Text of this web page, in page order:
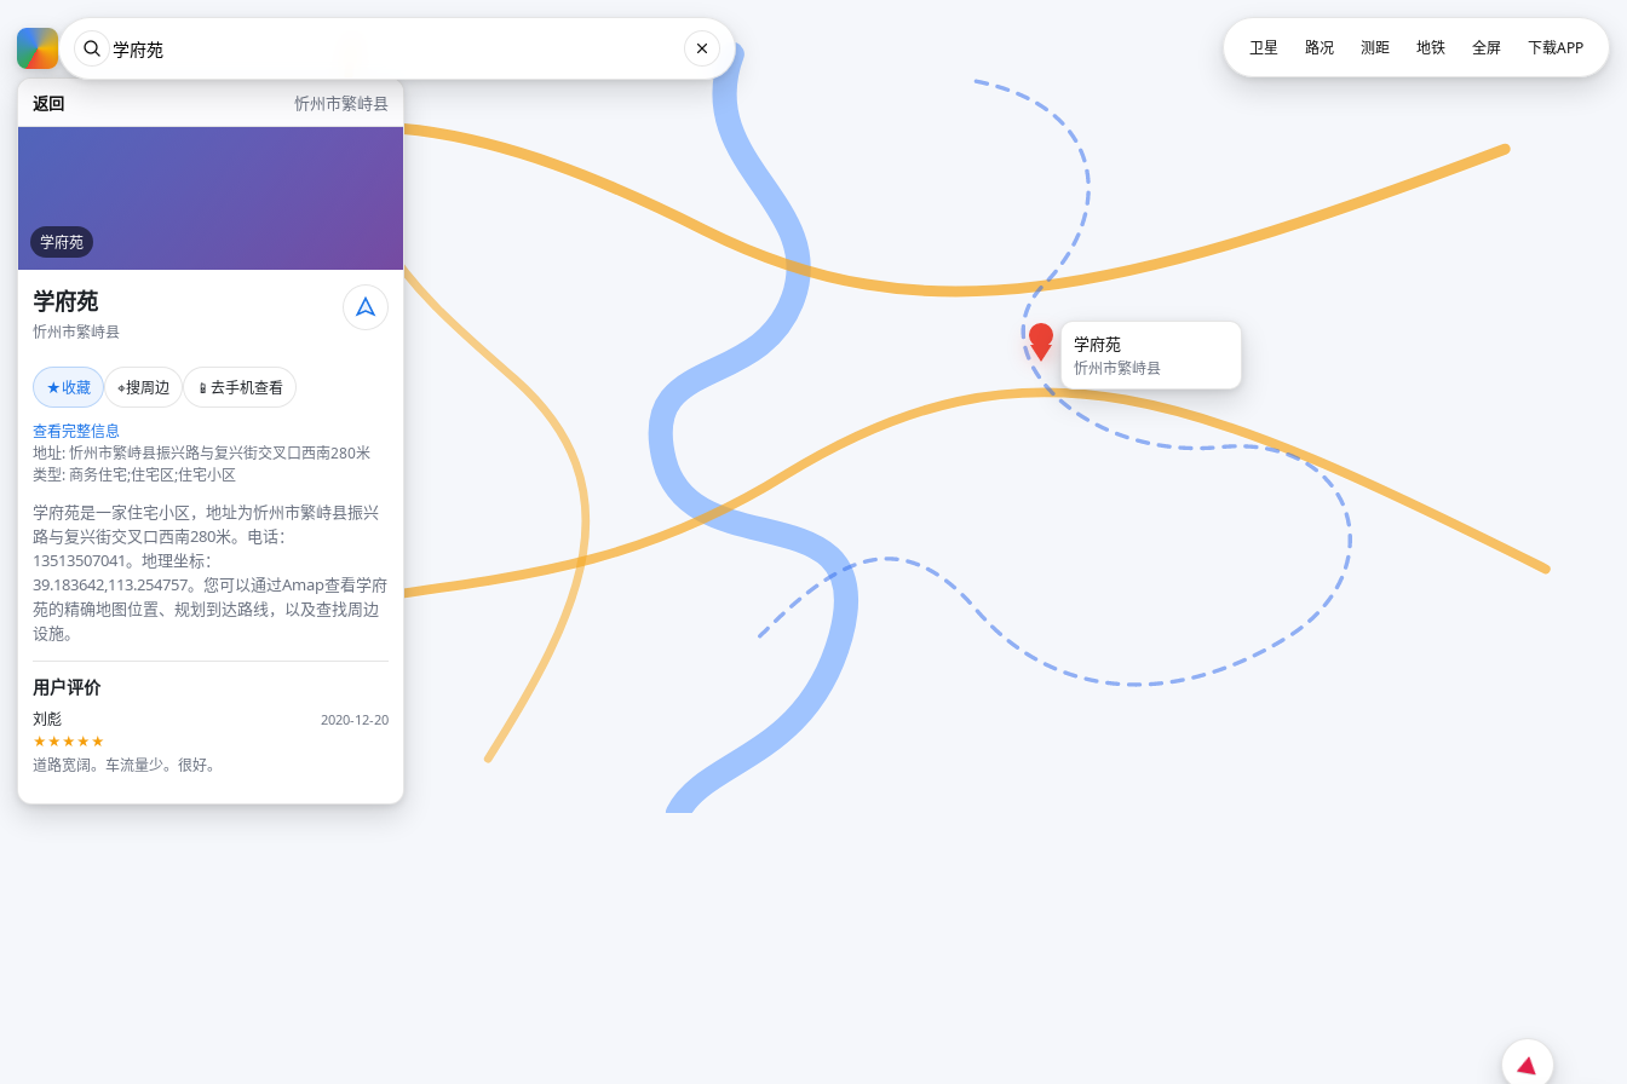
返回 忻州市繁峙县
学府苑
学府苑
忻州市繁峙县
★收藏 ⌖搜周边 📱 去手机查看
查看完整信息
地址: 忻州市繁峙县振兴路与复兴街交叉口西南280米
类型: 商务住宅;住宅区;住宅小区
学府苑是一家住宅小区，地址为忻州市繁峙县振兴
路与复兴街交叉口西南280米。电话：
13513507041。地理坐标：
39.183642,113.254757。您可以通过Amap查看学府
苑的精确地图位置、规划到达路线，以及查找周边
设施。
用户评价
刘彪
2020-12-20
★★★★★
道路宽阔。车流量少。很好。
学府苑
忻州市繁峙县
卫星 路况 测距 地铁 全屏 下载APP